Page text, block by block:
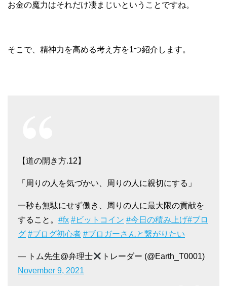
お金の魔力はそれだけ凄まじいということですね。
そこで、精神力を高める考え方を1つ紹介します。
【道の開き方.12】
「周りの人を気づかい、周りの人に親切にする」
一秒も無駄にせず働き、周りの人に最大限の貢献を
すること。 #fx #ビットコイン #今日の積み上げ#ブロ
グ #ブログ初心者 #ブロガーさんと繋がりたい
— トム先生@弁理士
トレーダー (@Earth_T0001)
November 9, 2021